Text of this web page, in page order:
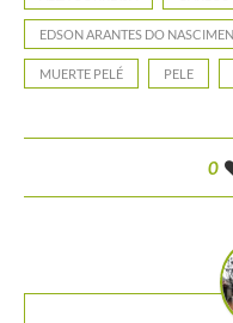
EDSON ARANTES DO
MUERTE PELÉ PELE
0